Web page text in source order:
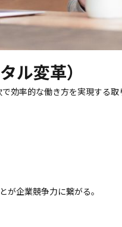
ル変革）
で効率的な働き方を実現する取
企業競争力に繋がる。